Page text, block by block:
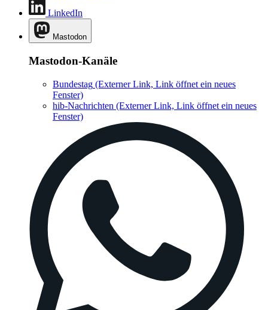
LinkedIn
Mastodon
Mastodon-Kanäle
Bundestag (Externer Link, Link öffnet ein neues
Fenster)
hib-Nachrichten (Externer Link, Link öffnet ein neues
Fenster)